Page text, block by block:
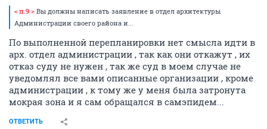
< п.9 > Вы должны написать заявление в отдел архитектуры
Администрации своего района и...
По выполненной перепланировки нет смысла идти в
арх. отдел администрации , так как они откажут , их
отказ суду не нужен , так же суд в моем случае не
уведомлял все вами описанные организации , кроме
администрации , к тому же у меня была затронута
мокрая зона и я сам обращался в самэпидем...
ОТВЕТИТЬ